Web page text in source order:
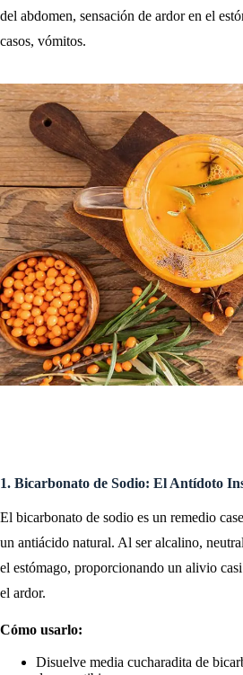
del abdomen, sensación de ardor en el
casos, vómitos.
1. Bicarbonato de Sodio: El Antídoto
El bicarbonato de sodio es un remedio
un antiácido natural. Al ser alcalino,
el estómago, proporcionando un alivio
el ardor.
Cómo usarlo:
Disuelve media cucharadita de